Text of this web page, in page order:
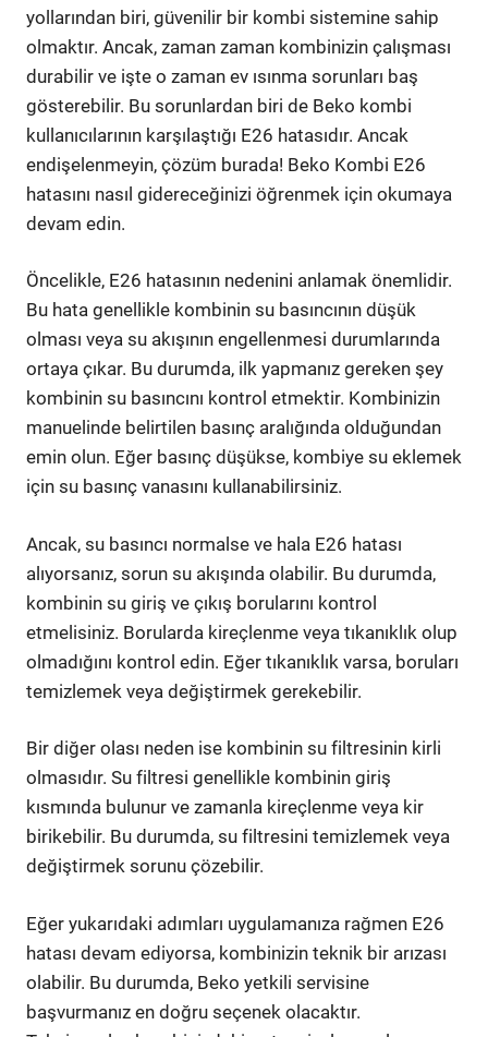
yollarından biri, güvenilir bir kombi sistemine sahip
olmaktır. Ancak, zaman zaman kombinizin çalışması
durabilir ve işte o zaman ev ısınma sorunları baş
gösterebilir. Bu sorunlardan biri de Beko kombi
kullanıcılarının karşılaştığı E26 hatasıdır. Ancak
endişelenmeyin, çözüm burada! Beko Kombi E26
hatasını nasıl gidereceğinizi öğrenmek için okumaya
devam edin.
Öncelikle, E26 hatasının nedenini anlamak önemlidir.
Bu hata genellikle kombinin su basıncının düşük
olması veya su akışının engellenmesi durumlarında
ortaya çıkar. Bu durumda, ilk yapmanız gereken şey
kombinin su basıncını kontrol etmektir. Kombinizin
manuelinde belirtilen basınç aralığında olduğundan
emin olun. Eğer basınç düşükse, kombiye su eklemek
için su basınç vanasını kullanabilirsiniz.
Ancak, su basıncı normalse ve hala E26 hatası
alıyorsanız, sorun su akışında olabilir. Bu durumda,
kombinin su giriş ve çıkış borularını kontrol
etmelisiniz. Borularda kireçlenme veya tıkanıklık olup
olmadığını kontrol edin. Eğer tıkanıklık varsa, boruları
temizlemek veya değiştirmek gerekebilir.
Bir diğer olası neden ise kombinin su filtresinin kirli
olmasıdır. Su filtresi genellikle kombinin giriş
kısmında bulunur ve zamanla kireçlenme veya kir
birikebilir. Bu durumda, su filtresini temizlemek veya
değiştirmek sorunu çözebilir.
Eğer yukarıdaki adımları uygulamanıza rağmen E26
hatası devam ediyorsa, kombinizin teknik bir arızası
olabilir. Bu durumda, Beko yetkili servisine
başvurmanız en doğru seçenek olacaktır.